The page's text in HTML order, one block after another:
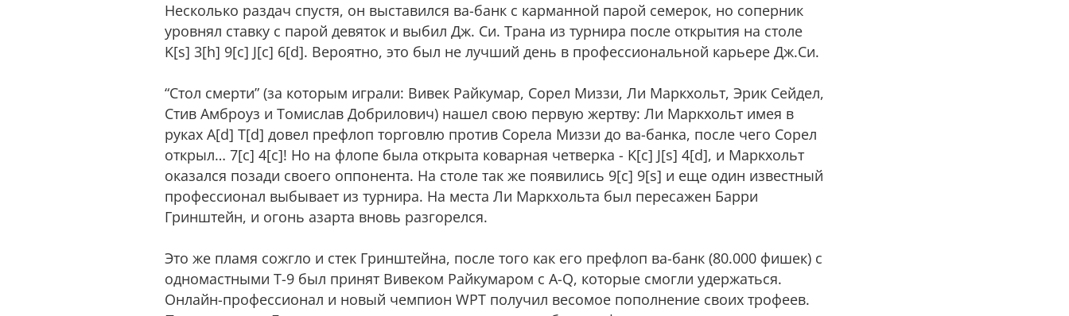
Несколько раздач спустя, он выставился ва-банк с карманной парой семерок, но соперник
уровнял ставку с парой девяток и выбил Дж. Си. Трана из турнира после открытия на столе
K[s] 3[h] 9[c] J[c] 6[d]. Вероятно, это был не лучший день в профессиональной карьере Дж.Си.
“Стол смерти” (за которым играли: Вивек Райкумар, Сорел Миззи, Ли Маркхольт, Эрик Сейдел,
Стив Амброуз и Томислав Добрилович) нашел свою первую жертву: Ли Маркхольт имея в
руках А[d] Т[d] довел префлоп торговлю против Сорела Миззи до ва-банка, после чего Сорел
открыл… 7[c] 4[c]! Но на флопе была открыта коварная четверка - K[c] J[s] 4[d], и Маркхольт
оказался позади своего оппонента. На столе так же появились 9[c] 9[s] и еще один известный
профессионал выбывает из турнира. На места Ли Маркхольта был пересажен Барри
Гринштейн, и огонь азарта вновь разгорелся.
Это же пламя сожгло и стек Гринштейна, после того как его префлоп ва-банк (80.000 фишек) с
одномастными Т-9 был принят Вивеком Райкумаром с А-Q, которые смогли удержаться.
Онлайн-профессионал и новый чемпион WPT получил весомое пополнение своих трофеев.